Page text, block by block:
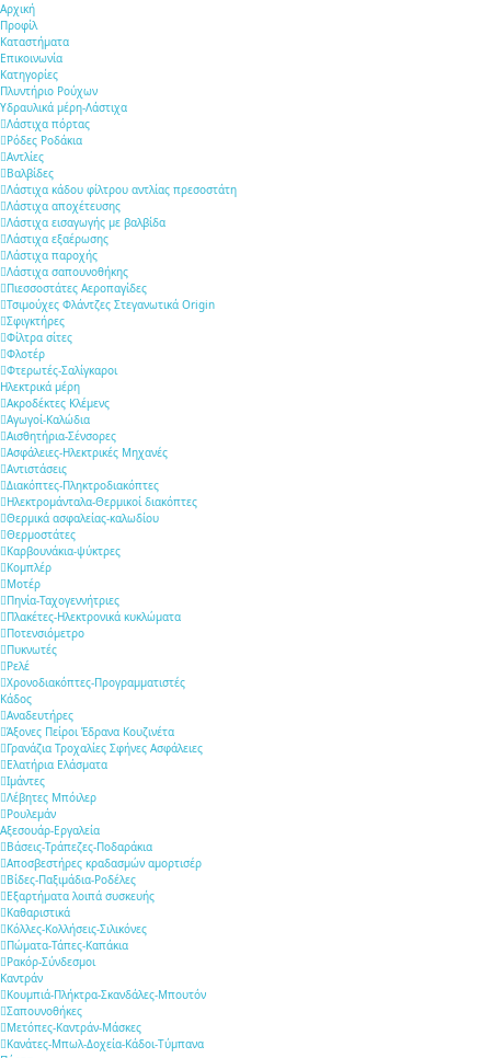
Αρχική
Προφίλ
Καταστήματα
Επικοινωνία
Κατηγορίες
Πλυντήριο Ρούχων
Υδραυλικά μέρη-Λάστιχα
Λάστιχα πόρτας
Ρόδες Ροδάκια
Αντλίες
Βαλβίδες
Λάστιχα κάδου φίλτρου αντλίας πρεσοστάτη
Λάστιχα αποχέτευσης
Λάστιχα εισαγωγής με βαλβίδα
Λάστιχα εξαέρωσης
Λάστιχα παροχής
Λάστιχα σαπουνοθήκης
Πιεσσοστάτες Αεροπαγίδες
Τσιμούχες Φλάντζες Στεγανωτικά Origin
Σφιγκτήρες
Φίλτρα σίτες
Φλοτέρ
Φτερωτές-Σαλίγκαροι
Ηλεκτρικά μέρη
Ακροδέκτες Κλέμενς
Αγωγοί-Καλώδια
Αισθητήρια-Σένσορες
Ασφάλειες-Ηλεκτρικές Μηχανές
Αντιστάσεις
Διακόπτες-Πληκτροδιακόπτες
Ηλεκτρομάνταλα-Θερμικοί διακόπτες
Θερμικά ασφαλείας-καλωδίου
Θερμοστάτες
Καρβουνάκια-ψύκτρες
Κομπλέρ
Μοτέρ
Πηνία-Ταχογεννήτριες
Πλακέτες-Ηλεκτρονικά κυκλώματα
Ποτενσιόμετρο
Πυκνωτές
Ρελέ
Χρονοδιακόπτες-Προγραμματιστές
Κάδος
Αναδευτήρες
Άξονες Πείροι Έδρανα Κουζινέτα
Γρανάζια Τροχαλίες Σφήνες Ασφάλειες
Ελατήρια Ελάσματα
Ιμάντες
Λέβητες Μπόιλερ
Ρουλεμάν
Αξεσουάρ-Εργαλεία
Βάσεις-Τράπεζες-Ποδαράκια
Αποσβεστήρες κραδασμών αμορτισέρ
Βίδες-Παξιμάδια-Ροδέλες
Εξαρτήματα λοιπά συσκευής
Καθαριστικά
Κόλλες-Κολλήσεις-Σιλικόνες
Πώματα-Τάπες-Καπάκια
Ρακόρ-Σύνδεσμοι
Καντράν
Κουμπιά-Πλήκτρα-Σκανδάλες-Μπουτόν
Σαπουνοθήκες
Μετόπες-Καντράν-Μάσκες
Κανάτες-Μπωλ-Δοχεία-Κάδοι-Τύμπανα